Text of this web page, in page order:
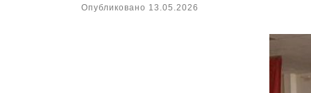
Опубликовано 13.05.2026